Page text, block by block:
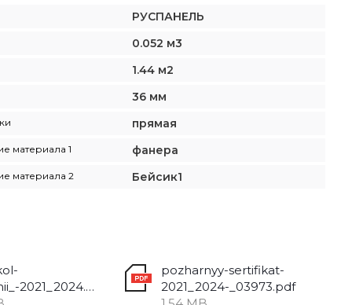
РУСПАНЕЛЬ
0.052 м3
1.44 м2
36 мм
прямая
материала 1 фанера
материала 2 Бейсик1
ispytanii_-2021_2024.pdf
pozharnyy-sertifikat-
2021_2024-_03973.pdf